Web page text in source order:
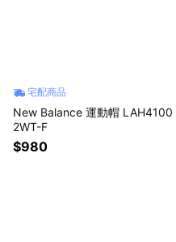
宅配商品
New Balance 運動帽 LAH4100
2WT-F
$980